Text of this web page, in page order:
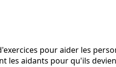
pour aider les
les aidants pour qu'ils